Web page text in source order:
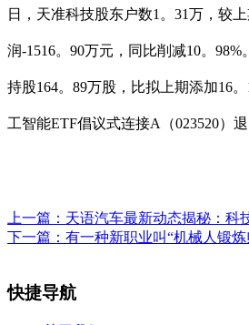
日，天准科技股东户数1。31万，较
润-1516。90万元，同比削减10。
持股164。89万股，比拟上期添加16
工智能ETF倡议式连接A（023520）
上一篇： 天语汽车最新动态揭秘：科
下一篇： 有一种新职业叫“机械人锻
快捷导航